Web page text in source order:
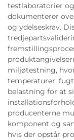
testlaboratorier
dokumenterer
og ydelseskrav.
miljøtestning,
temperaturer,
belastning for at
producenterne
komponent og
hvis der opstår